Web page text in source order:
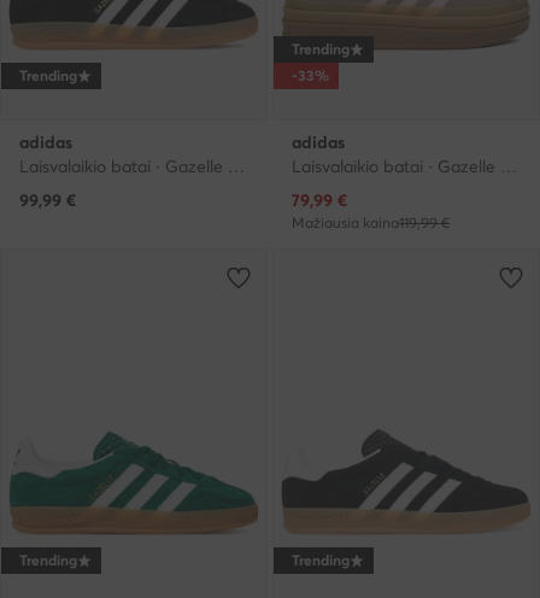
Trending
adidas
Laisvalaikio batai · Gazelle · Juoda
99,99 €
Trending
-33%
adidas
Laisvalaikio batai · Gazelle · Ruda
Dabartinė kaina
79,99 €
Mažiausia kaina119,99 €
Trending Trending